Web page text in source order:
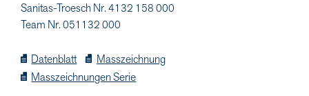
Sanitas-Troesch Nr. 4132 158 000
Team Nr. 051132 000
Datenblatt
Masszeichnung
Masszeichnungen Serie